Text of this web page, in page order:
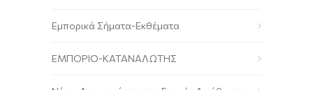
Εμπορικά Σήματα-Εκθέματα
ΕΜΠΟΡΙΟ-ΚΑΤΑΝΑΛΩΤΗΣ